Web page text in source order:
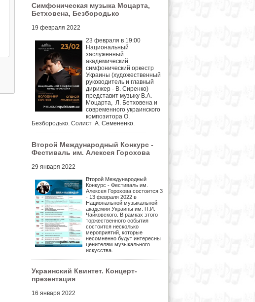
Симфоническая музыка Моцарта,
Бетховена, Безбородько
19 февраля 2022
23 февраля в 19:00
Национальный
заслуженный
академический
симфонический оркестр
Украины (художественный
руководитель и главный
дирижер - В. Сиренко)
представит музыку В.А.
Моцарта, Л. Бетховена и
современного украинского
композитора О.
Безбородько. Солист А. Семененко.
Второй Международный Конкурс -
Фестиваль им. Алексея Горохова
29 января 2022
Второй Международный
Конкурс - Фестиваль им.
Алексея Горохова состоится 3
- 13 февраля 2022 в
Национальной музыкальной
академии Украины им. П.И.
Чайковского. В рамках этого
торжественного события
состоится несколько
мероприятий, которые
несомненно будут интересны
ценителям музыкального
искусства.
Украинский Квинтет. Концерт-
презентация
16 января 2022